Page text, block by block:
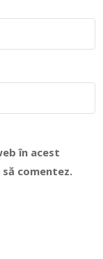
în acest
comentez.